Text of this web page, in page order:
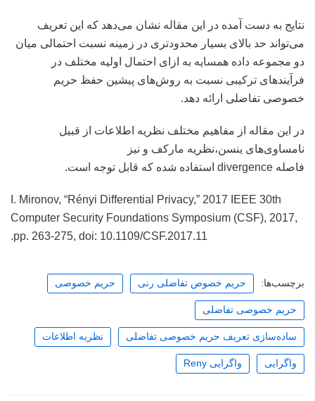
نتایج به دست آمده در این مقاله نشان می‌دهد که این تعریف
می‌تواند حد بالای بسیار محدودتری در زمینه نسبت احتمالی میان
دو مجموعه داده همسایه به ازای احتمال اولیه مختلف در
فرآیندهای ترکیبی نسبت به روش‌های پیشین حفظ حریم
خصوصی تفاضلی ارائه دهد.
در این مقاله از مفاهیم مختلف نظریه اطلاعات از قبیل
نامساوی‌های ینسن،نظریه مارکف و نیز
فاصله divergence استفاده شده که قابل توجه است.
I. Mironov, “Rényi Differential Privacy,” 2017 IEEE 30th
Computer Security Foundations Symposium (CSF), 2017,
pp. 263-275, doi: 10.1109/CSF.2017.11.
برچسب‌ها: حریم خصوص تفاضلی رنی حریم خصوصی
حریم خصوصی تفاضلی
ساده‌سازی تعریف حریم خصوصی تفاضلی نظریه اطلاعات
واگرایی واگرایی Reny